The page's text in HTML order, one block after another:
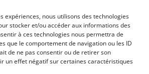
expériences, nous utilisons des technologies
stocker et/ou accéder aux informations des
à ces technologies nous permettra de
que le comportement de navigation ou les ID
de ne pas consentir ou de retirer son
un effet négatif sur certaines caractéristiques
09 86 56 91 26